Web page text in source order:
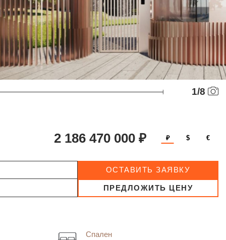
1/8
2 186 470 000 ₽ ₽ $ €
ОСТАВИТЬ ЗАЯВКУ
ПРЕДЛОЖИТЬ ЦЕНУ
Спален